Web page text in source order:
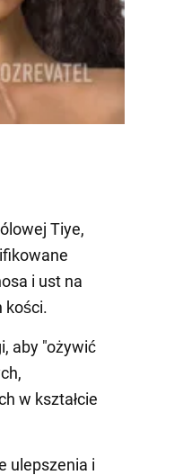
Tiye,
i ust na
kości.
aby "ożywić
w kształcie
ulepszenia i